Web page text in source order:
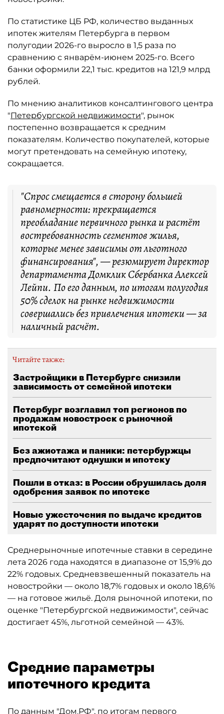
По статистике ЦБ РФ, количество выданных
ипотек жителям Петербурга в первом
полугодии 2026-го выросло в 1,5 раза по
сравнению с январём-июнем 2025-го. Всего
банки оформили 22,1 тыс. кредитов на 121,9 млрд
рублей.
По мнению аналитиков консалтингового центра
"Петербургской недвижимости", рынок
постепенно возвращается к средним
показателям. Количество покупателей, которые
могут претендовать на семейную ипотеку,
сокращается.
"Спрос смещается в сторону большей
равномерности: прекращается
преобладание первичного рынка и растёт
востребованность сегментов жилья,
которые менее зависимы от льготного
финансирования", — резюмирует директор
департамента Домклик Сбербанка Алексей
Лейпи. По его данным, по итогам полугодия
50% сделок на рынке недвижимости
совершались без привлечения ипотеки — за
наличный расчёт.
Читайте также:
Застройщики в Петербурге снизили
зависимость от семейной ипотеки
Петербург возглавил топ регионов по
продажам новостроек с рыночной
ипотекой
Без ажиотажа и паники: петербуржцы
предпочитают однушки и ипотеку
Пошли в отказ: в России обрушилась доля
одобрения заявок по ипотеке
Новые ужесточения по выдаче кредитов
ударят по доступности ипотеки
Среднерыночные ипотечные ставки в середине
лета 2026 года находятся в диапазоне от 15,9% до
22% годовых. Средневзвешенный показатель на
новостройки — около 18,7% годовых и около 18,6%
— на готовое жильё. Доля рыночной ипотеки, по
оценке "Петербургской недвижимости", сейчас
достигает 45%, льготной семейной — 43%.
Средние параметры
ипотечного кредита
По данным "Дом.РФ", по итогам первого